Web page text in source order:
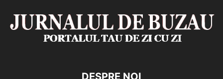
DESPRE NOI